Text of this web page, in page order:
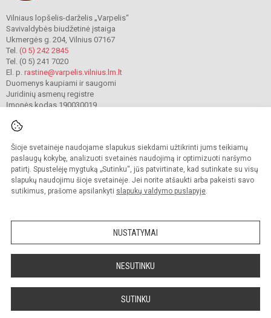
Šioje svetainėje naudojame slapukus siekdami užtikrinti jums teikiamų
paslaugų kokybę, analizuoti svetainės naudojimą ir optimizuoti naršymo
patirtį. Spustelėję mygtuką „Sutinku“, jūs patvirtinate, kad sutinkate su visų
slapukų naudojimu šioje svetainėje. Jei norite atšaukti arba pakeisti savo
sutikimus, prašome apsilankyti slapukų valdymo puslapyje.
NUSTATYMAI
NESUTINKU
SUTINKU
Vilniaus lopšelis-darželis „Varpelis“
Savivaldybės biudžetinė įstaiga
Ukmergės g. 204, Vilnius 07167
Tel. (0 5) 242 2845
Tel. (0 5) 241 7020
El. p. rastine@varpelis.vilnius.lm.lt
Duomenys kaupiami ir saugomi
Juridinių asmenų registre
Įmonės kodas 190030019
© 2023. Vilniaus lopšelis-darželis „Varpelis“. Visos teisės saugomos.
Kopijuoti turinį be raštiško įstaigos administracijos sutikimo griežtai draudžiama.
Prieinamumo paraiška Slapukų valdymas
Sumanus būdas atnaujinti